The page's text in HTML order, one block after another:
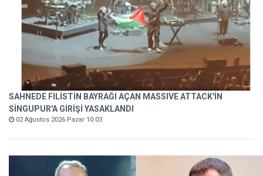
SAHNEDE FİLİSTİN BAYRAĞI AÇAN MASSIVE ATTACK'İN
SİNGUPUR'A GİRİŞİ YASAKLANDI
02 Ağustos 2026 Pazar 10:03